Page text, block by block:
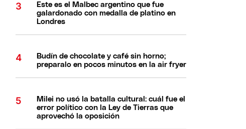
Este es el Malbec argentino que fue
galardonado con medalla de platino en
Londres
Budín de chocolate y café sin horno;
preparalo en pocos minutos en la air fryer
Milei no usó la batalla cultural: cuál fue el
error político con la Ley de Tierras que
aprovechó la oposición